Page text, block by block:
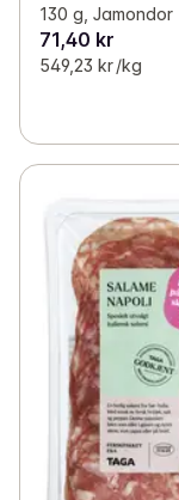
130 g, Jamondor
71,40 kr
549,23 kr /kg